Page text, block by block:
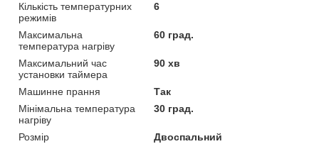
Кількість температурних
режимів
6
Максимальна
температура нагріву
60 град.
Максимальний час
установки таймера
90 хв
Машинне прання
Так
Мінімальна температура
нагріву
30 град.
Розмір
Двоспальний